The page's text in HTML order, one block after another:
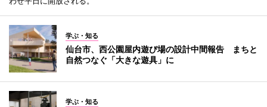
学ぶ・知る
仙台市、西公園屋内遊び場の設計中間報告 まちと
自然つなぐ「大きな遊具」に
学ぶ・知る